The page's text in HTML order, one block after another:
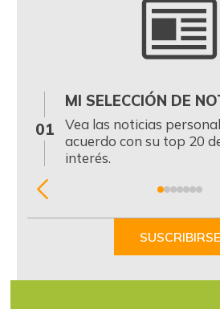
01
MI SELECCIÓN DE
Vea las noticias
acuerdo con su top 20
interés.
Item
SUSCRIBIRSE